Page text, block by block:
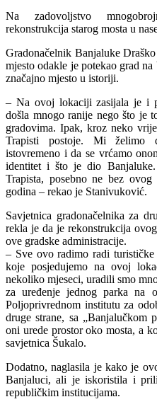
Na zadovoljstvo
rekonstrukcija starog mosta u
Gradonačelnik Banjaluke
mjesto odakle je potekao grad
značajno mjesto u istoriji.
– Na ovoj lokaciji zasijala je i
došla mnogo ranije nego što je
gradovima. Ipak, kroz neko
Trapisti postoje. Mi želimo
istovremeno i da se vrćamo
identitet i što je dio
Trapista, posebno ne bez
godina – rekao je Stanivuković.
Savjetnica gradonačelnika za
rekla je da je rekonstrukcija
ove gradske administracije.
– Sve ovo radimo radi
koje posjedujemo na ovoj
nekoliko mjeseci, uradili smo
za uređenje jednog parka na
Poljoprivrednom institutu za
druge strane, sa „Banjalučkom
oni urede prostor oko mosta, a
savjetnica Šukalo.
Dodatno, naglasila je kako je
Banjaluci, ali je iskoristila i
republičkim institucijama.